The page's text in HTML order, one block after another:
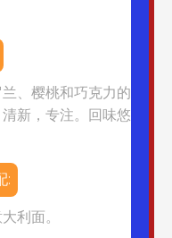
、樱桃和巧克力的
新，专注。回味悠
:
利面。